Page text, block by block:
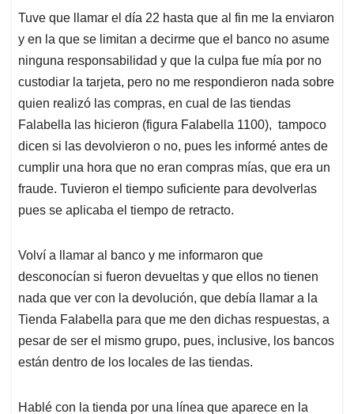
Tuve que llamar el día 22 hasta que al fin me la enviaron
y en la que se limitan a decirme que el banco no asume
ninguna responsabilidad y que la culpa fue mía por no
custodiar la tarjeta, pero no me respondieron nada sobre
quien realizó las compras, en cual de las tiendas
Falabella las hicieron (figura Falabella 1100), tampoco
dicen si las devolvieron o no, pues les informé antes de
cumplir una hora que no eran compras mías, que era un
fraude. Tuvieron el tiempo suficiente para devolverlas
pues se aplicaba el tiempo de retracto.
Volví a llamar al banco y me informaron que
desconocían si fueron devueltas y que ellos no tienen
nada que ver con la devolución, que debía llamar a la
Tienda Falabella para que me den dichas respuestas, a
pesar de ser el mismo grupo, pues, inclusive, los bancos
están dentro de los locales de las tiendas.
Hablé con la tienda por una línea que aparece en la